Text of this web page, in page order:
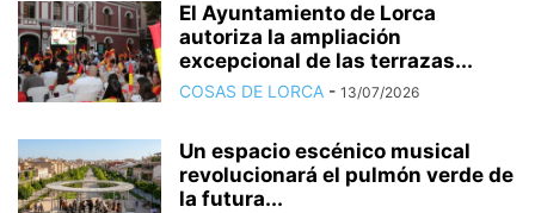
El Ayuntamiento de Lorca
autoriza la ampliación
excepcional de las terrazas...
COSAS DE LORCA - 13/07/2026
Un espacio escénico musical
revolucionará el pulmón verde de
la futura...